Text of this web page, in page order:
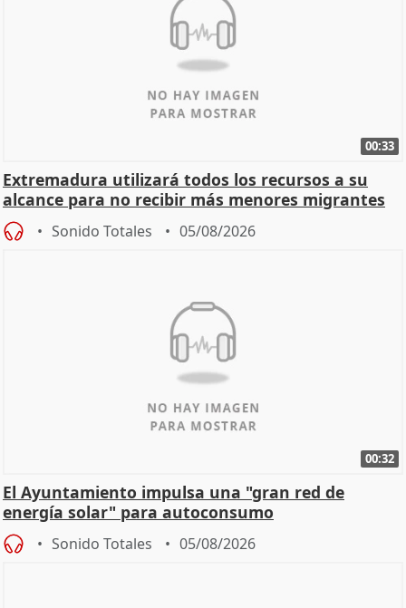
00:33
Extremadura utilizará todos los recursos a su
alcance para no recibir más menores migrantes
Sonido Totales 05/08/2026
00:32
El Ayuntamiento impulsa una "gran red de
energía solar" para autoconsumo
Sonido Totales 05/08/2026